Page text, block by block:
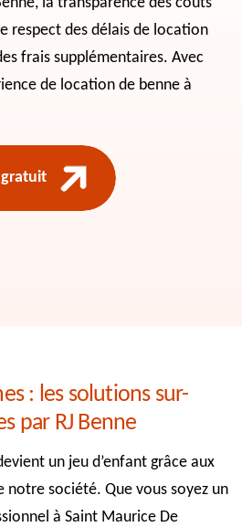
respect des délais de location
frais supplémentaires. Avec
de location de benne à
gratuit
: les solutions sur-
par RJ Benne
un jeu d’enfant grâce aux
notre société. Que vous soyez un
à Saint Maurice De